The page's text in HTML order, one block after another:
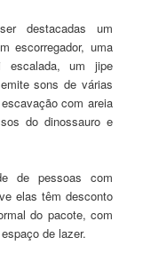
destacadas um
escorregador, uma
um jipe
sons de várias
com areia
do dinossauro e
de pessoas com
elas têm desconto
do pacote, com
de lazer.